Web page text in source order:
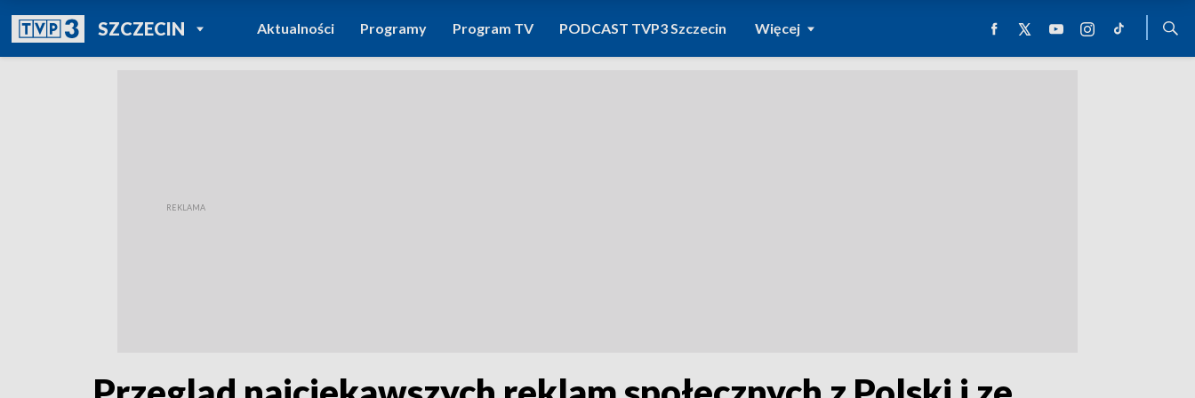
SZCZECINPOWRÓT DO
TVP REGIONY
Aktualności Programy Program TV PODCAST TVP3 Szczecin Więcej